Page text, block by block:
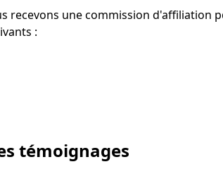
recevons une commission
:
témoignages